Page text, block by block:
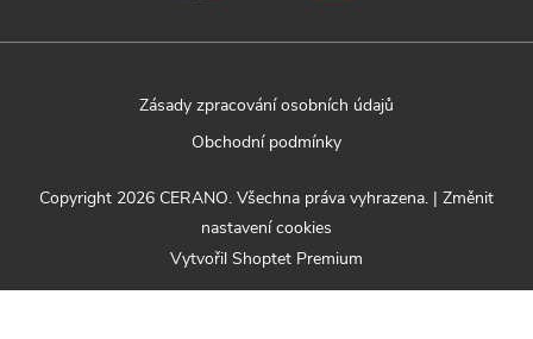
Zásady zpracování osobních údajů
Obchodní podmínky
Vytvořil Shoptet Premium
Copyright 2026 CERANO. Všechna práva vyhrazena. | Změnit
nastavení cookies